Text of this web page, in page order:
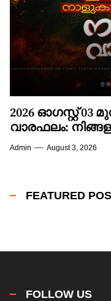
2026 ഓഗസ്റ്റ് 03 മുതൽ 08
വാരഫലം:
വരുത്തുന്ന
Admin August 3, 2026
FEATURED
FOLLOW US